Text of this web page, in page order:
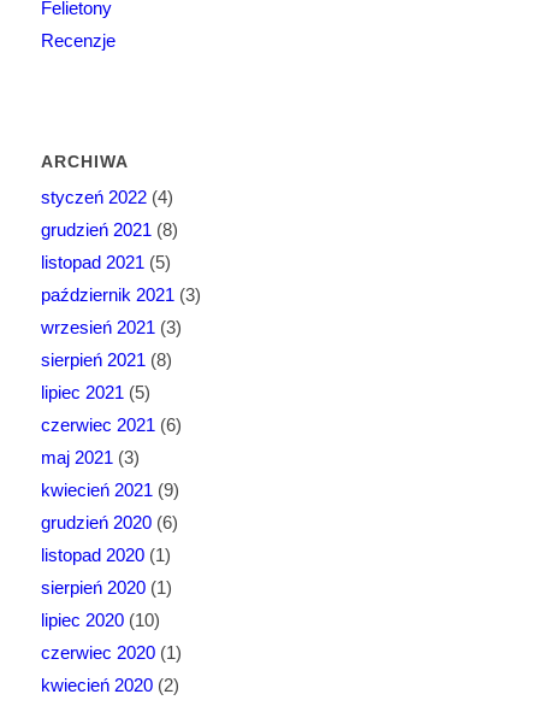
Felietony
Recenzje
ARCHIWA
styczeń 2022(4)
grudzień 2021 (8)
listopad 2021 (5)
październik 2021 (3)
wrzesień 2021 (3)
sierpień 2021 (8)
lipiec 2021 (5)
czerwiec 2021 (6)
maj 2021 (3)
kwiecień 2021 (9)
grudzień 2020(6)
listopad 2020(1)
sierpień 2020(1)
lipiec 2020(10)
czerwiec 2020(1)
kwiecień 2020(2)